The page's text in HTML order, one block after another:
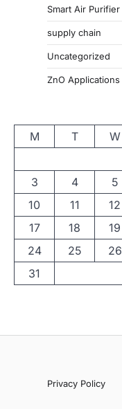
Smart Air Purifier
supply chain
Uncategorized
ZnO Applications
M
T W
3
4 5
10
11 12
17
18 19
24
25 26
31
Privacy Policy